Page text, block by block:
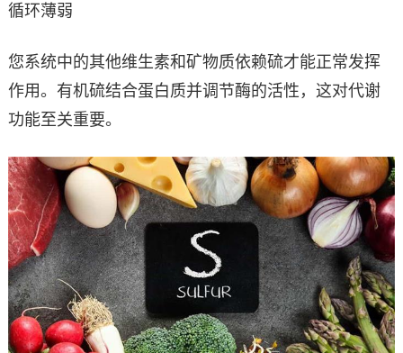
循环薄弱
您系统中的其他维生素和矿物质依赖硫才能正常发挥
作用。有机硫结合蛋白质并调节酶的活性，这对代谢
功能至关重要。